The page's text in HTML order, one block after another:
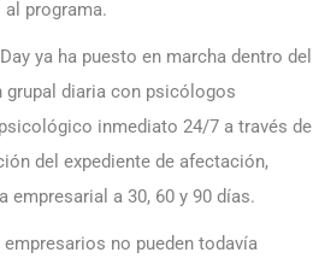
programa.
ya ha puesto en marcha dentro del
grupal diaria con psicólogos
inmediato 24/7 a través de
del expediente de afectación,
empresarial a 30, 60 y 90 días.
no pueden todavía